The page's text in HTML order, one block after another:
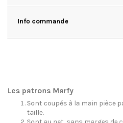
Info commande
Les patrons Marfy
Sont coupés à la main pièce
taille.